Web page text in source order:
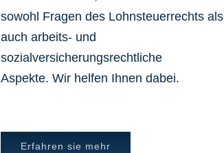
sowohl Fragen des Lohnsteuerrechts als
auch arbeits- und
sozialversicherungsrechtliche
Aspekte. Wir helfen Ihnen dabei.
Erfahren sie mehr